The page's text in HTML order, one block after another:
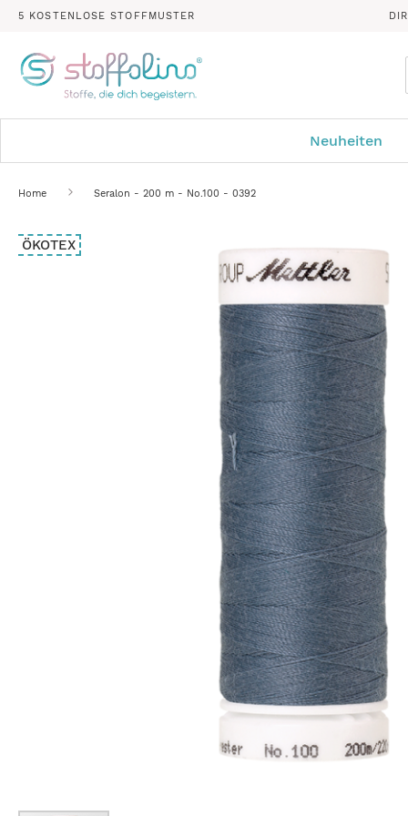
5 KOSTENLOSE STOFFMUSTER
Neuheiten
Home Seralon - 200 m - No.100 - 0392
Zum
Ende
ÖKOTEX